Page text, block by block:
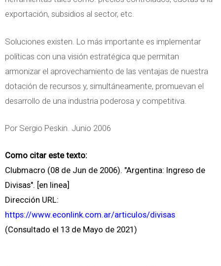
exportación, subsidios al sector, etc.
Soluciones existen. Lo más importante es implementar
políticas con una visión estratégica que permitan
armonizar el aprovechamiento de las ventajas de nuestra
dotación de recursos y, simultáneamente, promuevan el
desarrollo de una industria poderosa y competitiva.
Por Sergio Peskin. Junio 2006
Como citar este texto:
Clubmacro (08 de Jun de 2006). "Argentina: Ingreso de
Divisas". [en linea]
Dirección URL:
https://www.econlink.com.ar/articulos/divisas
(Consultado el 13 de Mayo de 2021)